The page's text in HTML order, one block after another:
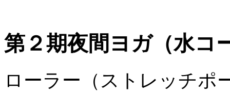
第２期夜間ヨガ（水コ
ローラー（ストレッチポ